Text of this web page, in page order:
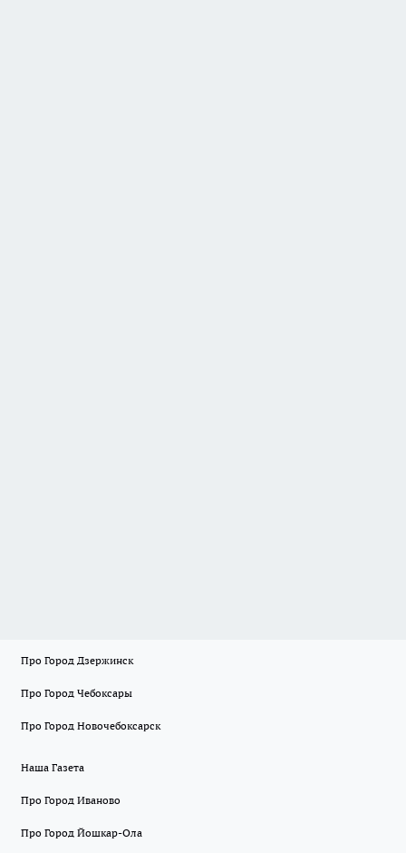
Про Город Дзержинск
Про Город Чебоксары
Про Город Новочебоксарск
Наша Газета
Про Город Иваново
Про Город Йошкар-Ола